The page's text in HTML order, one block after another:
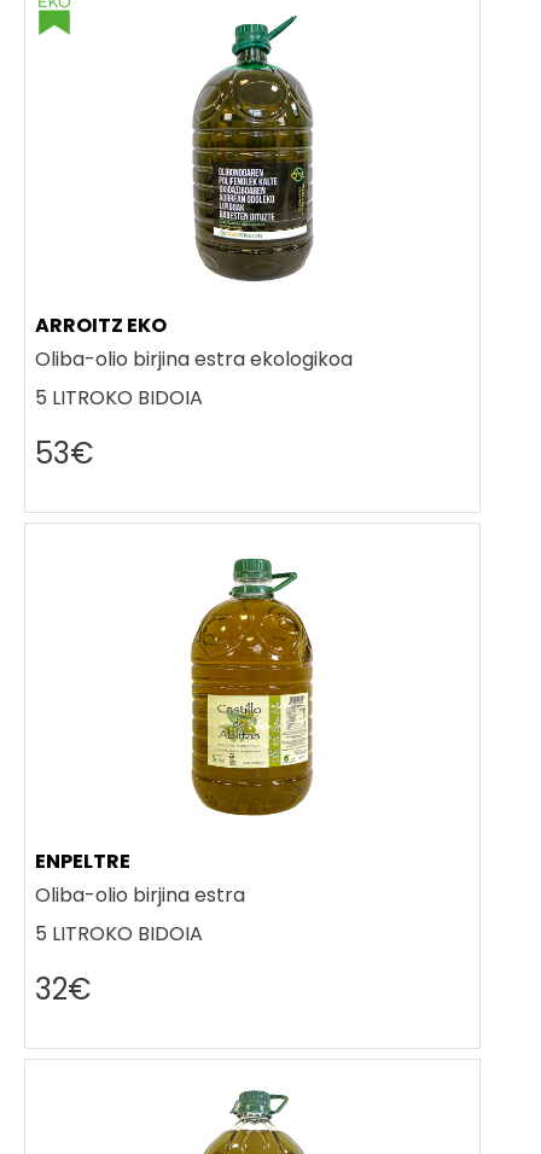
ARROITZ EKO
Oliba-olio birjina estra ekologikoa
5 LITROKO BIDOIA
53€
ENPELTRE
Oliba-olio birjina estra
5 LITROKO BIDOIA
32€